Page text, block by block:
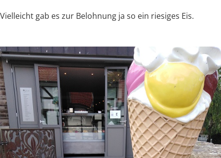
Vielleicht gab es zur Belohnung ja so ein riesiges Eis.